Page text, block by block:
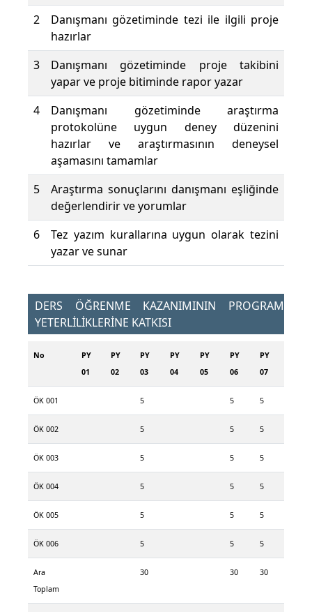
2
Danışmanı gözetiminde tezi ile ilgili proje
hazırlar
3
Danışmanı gözetiminde proje takibini
yapar ve proje bitiminde rapor yazar
4
Danışmanı gözetiminde araştırma
protokolüne uygun deney düzenini
hazırlar ve araştırmasının deneysel
aşamasını tamamlar
5
Araştırma sonuçlarını danışmanı eşliğinde
değerlendirir ve yorumlar
6
Tez yazım kurallarına uygun olarak tezini
yazar ve sunar
DERS ÖĞRENME KAZANIMININ PROGRAM
YETERLİLİKLERİNE KATKISI
No
PY
01
PY
02
PY
03
PY
04
PY
05
PY
06
PY
07
ÖK 001 5 5 5
ÖK 002 5 5 5
ÖK 003 5 5 5
ÖK 004 5 5 5
ÖK 005 5 5 5
ÖK 006 5 5 5
Ara
Toplam
30 30 30